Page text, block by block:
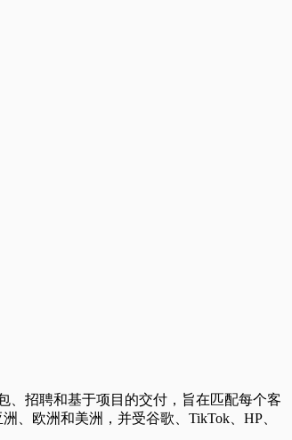
招聘和基于项目的交付，旨在匹配每个客
、欧洲和美洲，并受谷歌、TikTok、HP、